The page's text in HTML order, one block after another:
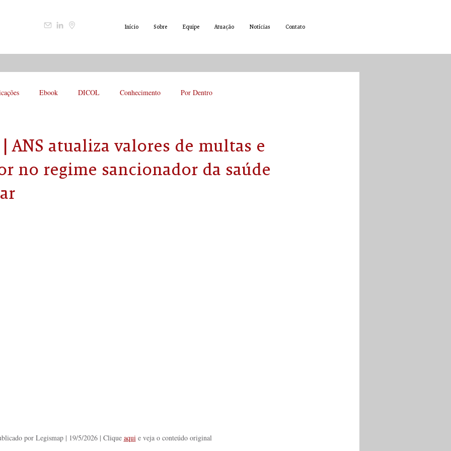
Início Sobre Equipe Atuação Notícias Contato
Ebook DICOL Conhecimento Por Dentro
| ANS atualiza valores de multas e
no regime sancionador da saúde
por Legismap | 19/5/2026 | Clique aqui e veja o conteúdo original